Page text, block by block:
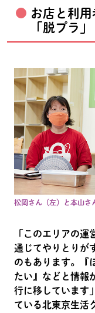
お店と利
「脱プラ」
松岡さん（左）と本山さ
「このエリアの
通じてやりとりが
のもあります。『
たい』などと情報
行に移しています
ている北東京生活